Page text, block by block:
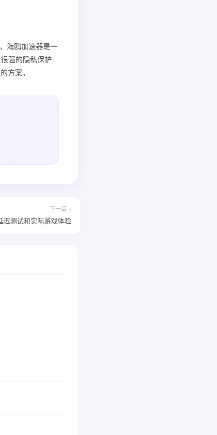
海鸥加速器是一
强的隐私保护
方案。
下一篇 »
迟测试和实际游戏体验